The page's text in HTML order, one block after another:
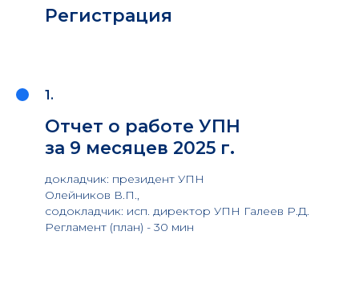
Регистрация
1.
Отчет о работе УПН
за 9 месяцев 2025 г.
докладчик: президент УПН
Олейников В.П.,
содокладчик: исп. директор УПН Галеев Р.Д.
Регламент (план) - 30 мин